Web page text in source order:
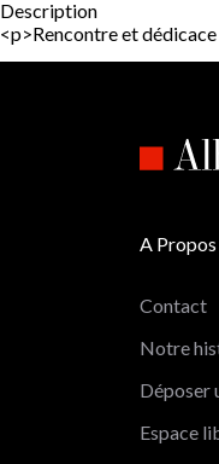
Description
<p>Rencontre et
A Propos
Contact
Notre
Déposer
Espace